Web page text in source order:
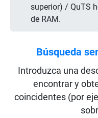
superior) / QuTS
de RAM.
Búsqueda
Introduzca una
encontrar y
coincidentes (por